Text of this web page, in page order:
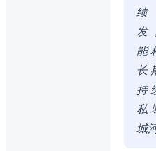
发
能
长
持
私
城